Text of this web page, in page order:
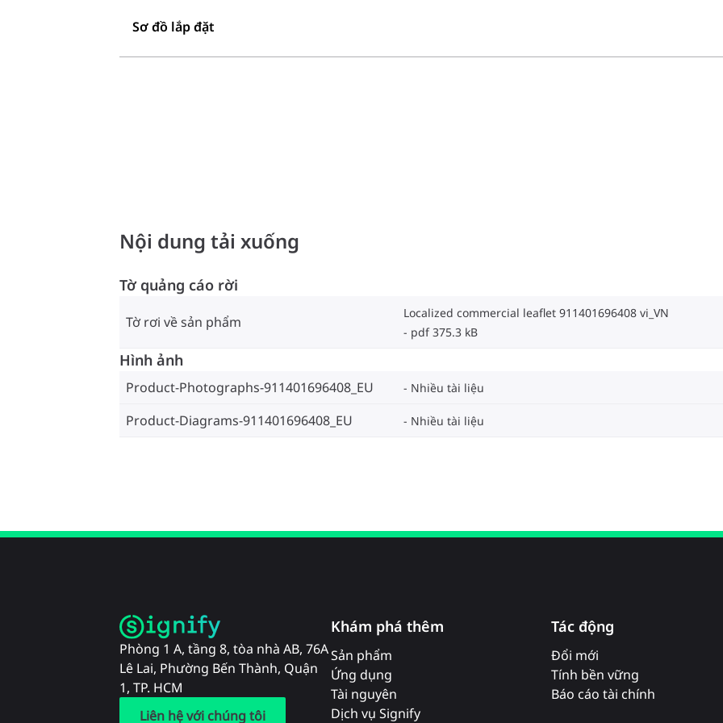
Sơ đồ lắp đặt
Nội dung tải xuống
Tờ quảng cáo rời
Tờ rơi về sản phẩm
Localized commercial leaflet 911401696408 vi_VN
pdf 375.3 kB
Hình ảnh
Product-Photographs-911401696408_EU Nhiều tài liệu
Product-Diagrams-911401696408_EU Nhiều tài liệu
Phòng 1 A, tầng 8, tòa nhà AB, 76A
Lê Lai, Phường Bến Thành, Quận
1, TP. HCM
Liên hệ với chúng tôi
Khám phá thêm
Sản phẩm
Ứng dụng
Tài nguyên
Dịch vụ Signify
Tác động
Đổi mới
Tính bền vững
Báo cáo tài chính